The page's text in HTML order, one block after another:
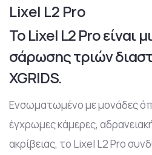
Lixel L2 Pro
Το Lixel L2 Pro είναι
σάρωσης τριών
XGRIDS.
Ενσωματωμένο με μονάδες
έγχρωμες κάμερες,
ακρίβειας, το Lixel L2 Pro